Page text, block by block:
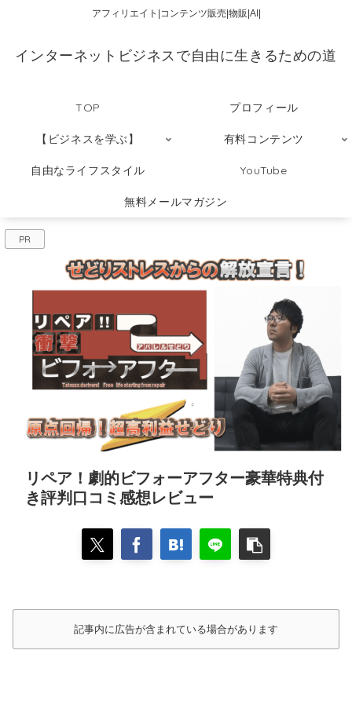
アフィリエイト|コンテンツ販売|物販|AI|
インターネットビジネスで自由に生きるための道
TOP プロフィール
【ビジネスを学ぶ】 有料コンテンツ
自由なライフスタイル YouTube
無料メールマガジン
PR
リペア！劇的ビフォーアフター豪華特典付
き評判口コミ感想レビュー
記事内に広告が含まれている場合があります